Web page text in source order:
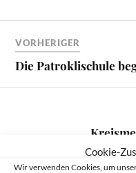
Cookie-
Wir verwenden Cookies, um
VORHERIGER
Die Patroklischule